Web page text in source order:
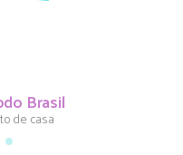
Brasil
de casa